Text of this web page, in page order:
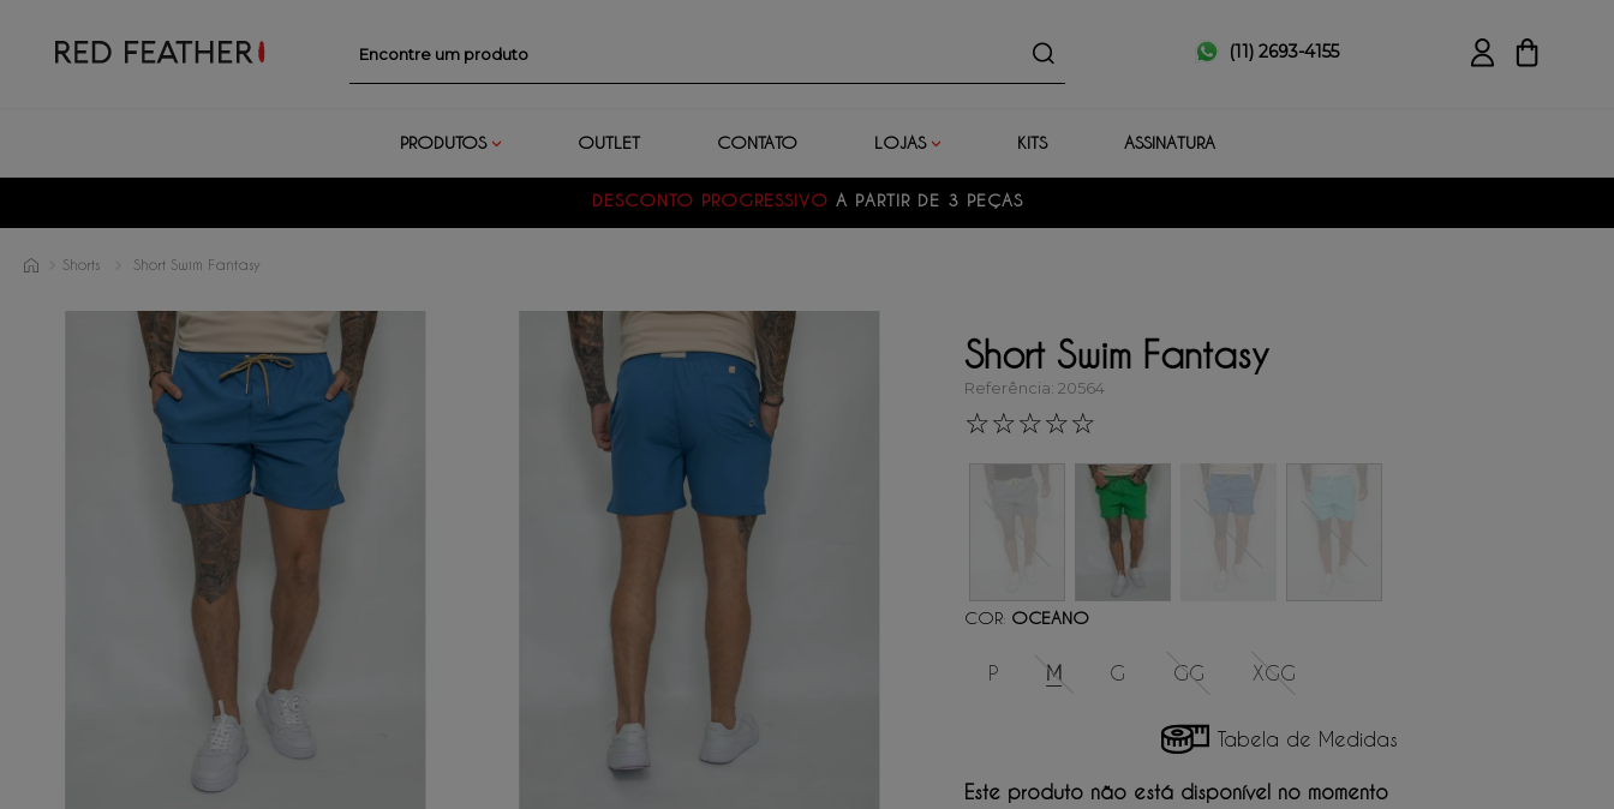
(11) 2693-4155
PRODUTOS OUTLET CONTATO LOJAS KITS ASSINATURA
DESCONTO PROGRESSIVO A PARTIR DE 3 PEÇAS
Shorts Short Swim Fantasy
Short Swim Fantasy
Referência:20564
☆☆☆☆☆
P M G GG XGG
COR: OCEANO
Tabela de Medidas
Este produto não está disponível no momento